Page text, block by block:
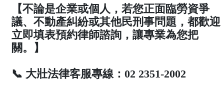
【不論是企業或個人，若您正面臨勞資爭
議、不動產糾紛或其他民刑事問題，都歡迎
立即填表預約律師諮詢，讓專業為您把
關。】
📞 大壯法律客服專線：02 2351-2002